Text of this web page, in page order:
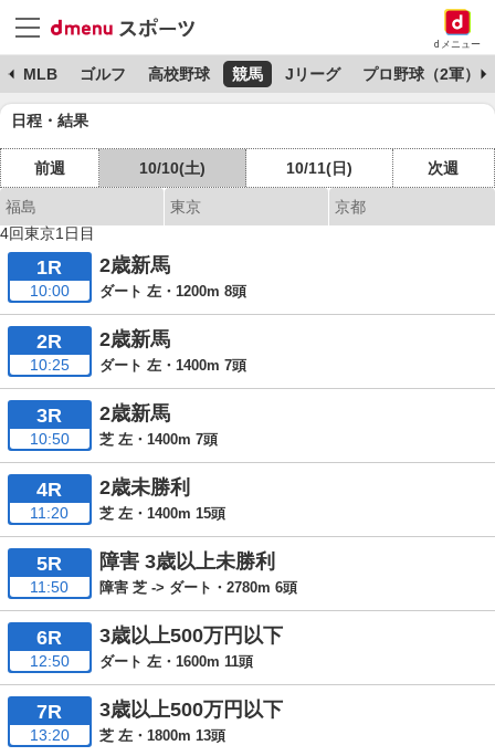
dメニュー
MLB ゴルフ 高校野球 競馬 Jリーグ プロ野球（2軍）
日程・結果
前週 10/10(土) 10/11(日) 次週
福島 東京
京都
4回東京1日目
1R
10:00
2歳新馬
ダート 左・1200m 8頭
2R
10:25
2歳新馬
ダート 左・1400m 7頭
3R
10:50
2歳新馬
芝 左・1400m 7頭
4R
11:20
2歳未勝利
芝 左・1400m 15頭
5R
11:50
障害 3歳以上未勝利
障害 芝 -> ダート・2780m 6頭
6R
12:50
3歳以上500万円以下
ダート 左・1600m 11頭
7R
13:20
3歳以上500万円以下
芝 左・1800m 13頭